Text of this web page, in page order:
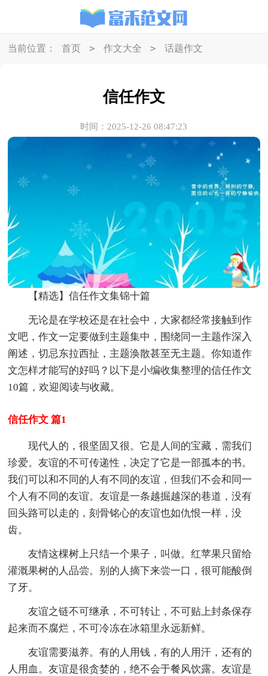
当前位置： 首页 > 作文大全 > 话题作文
信任作文
时间：2025-12-26 08:47:23
【精选】信任作文集锦十篇
无论是在学校还是在社会中，大家都经常接触到作
文吧，作文一定要做到主题集中，围绕同一主题作深入
阐述，切忌东拉西扯，主题涣散甚至无主题。你知道作
文怎样才能写的好吗？以下是小编收集整理的信任作文
10篇，欢迎阅读与收藏。
信任作文 篇1
现代人的，很坚固又很。它是人间的宝藏，需我们
珍爱。友谊的不可传递性，决定了它是一部孤本的书。
我们可以和不同的人有不同的友谊，但我们不会和同一
个人有不同的友谊。友谊是一条越掘越深的巷道，没有
回头路可以走的，刻骨铭心的友谊也如仇恨一样，没
齿。
友情这棵树上只结一个果子，叫做。红苹果只留给
灌溉果树的人品尝。别的人摘下来尝一口，很可能酸倒
了牙。
友谊之链不可继承，不可转让，不可贴上封条保存
起来而不腐烂，不可冷冻在冰箱里永远新鲜。
友谊需要滋养。有的人用钱，有的人用汗，还有的
人用血。友谊是很贪婪的，绝不会于餐风饮露。友谊是